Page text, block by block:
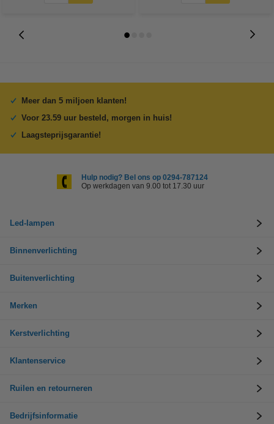
Meer dan 5 miljoen klanten!
Voor 23.59 uur besteld, morgen in huis!
Laagsteprijsgarantie!
Hulp nodig? Bel ons op 0294-787124
Op werkdagen van 9.00 tot 17.30 uur
Led-lampen
Binnenverlichting
Buitenverlichting
Merken
Kerstverlichting
Klantenservice
Ruilen en retourneren
Bedrijfsinformatie